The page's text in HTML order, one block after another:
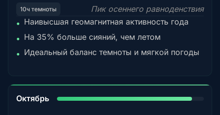
10ч темноты
Пик осеннего равноденствия
• Наивысшая геомагнитная активность года
• На 35% больше сияний, чем летом
• Идеальный баланс темноты и мягкой погоды
Октябрь